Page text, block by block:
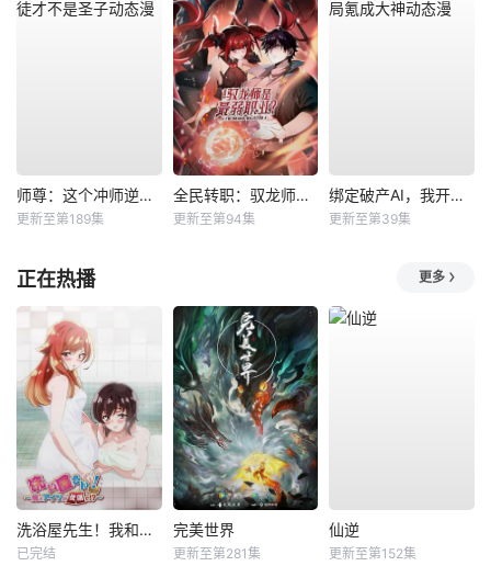
师尊：这个冲师逆徒才不是圣子动态漫
更新至第189集
全民转职：驭龙师是最弱职业？动态漫
更新至第94集
绑定破产AI，我开局氪成大神动态漫
更新至第39集
正在热播 更多
洗浴屋先生！我和那家伙在女浴池！？
已完结
完美世界
更新至第281集
仙逆
更新至第152集